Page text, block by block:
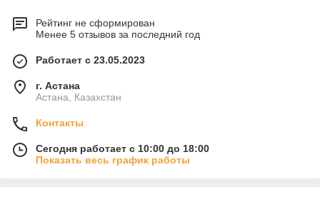
Рейтинг не сформирован
Менее 5 отзывов за последний год
Работает с 23.05.2023
г. Астана
Астана, Казахстан
Контакты
Сегодня работает с 10:00 до 18:00
Показать весь график работы